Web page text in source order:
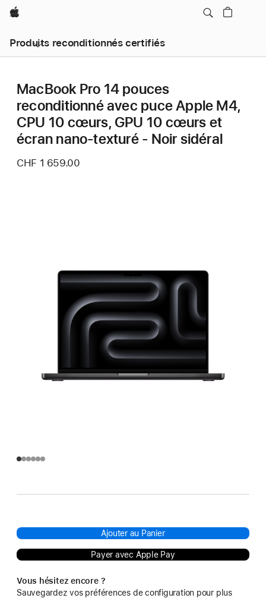
Apple
Produits reconditionnés certifiés
MacBook Pro 14 pouces
reconditionné avec puce Apple M4,
CPU 10 cœurs, GPU 10 cœurs et
écran nano-texturé - Noir sidéral
CHF 1 659.00
Ajouter au Panier
Payer avec Apple Pay
Vous hésitez encore ?
Sauvegardez vos préférences de configuration pour plus